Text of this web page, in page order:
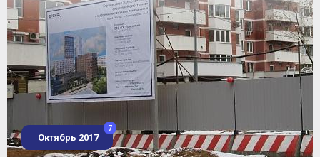
Октябрь 2017
7